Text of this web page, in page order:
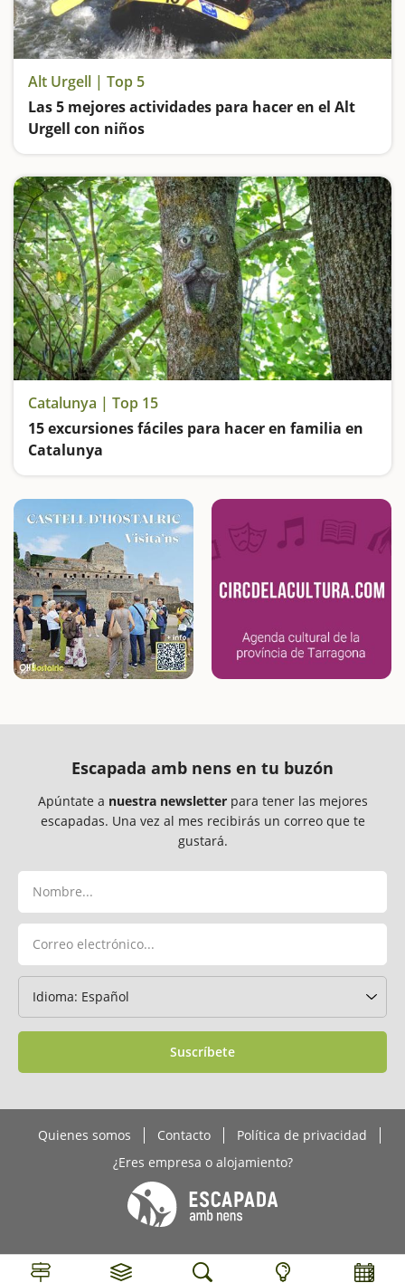
Alt Urgell | Top 5
Las 5 mejores actividades para hacer en el Alt
Urgell con niños
Catalunya | Top 15
15 excursiones fáciles para hacer en familia en
Catalunya
Escapada amb nens en tu buzón
Apúntate a nuestra newsletterpara tener las mejores
escapadas. Una vez al mes recibirás un correo que te
gustará.
Suscríbete
Quienes somos Contacto
Política de privacidad
¿Eres empresa o alojamiento?